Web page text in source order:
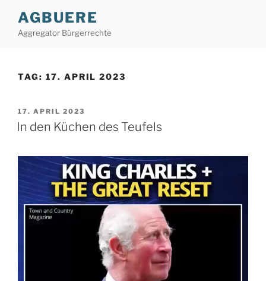
Inhalt
springen
AGBUERE
Aggregator Bürgerrechte
TAG: 17. APRIL 2023
VERÖFFENTLICHT
AM
17. APRIL 2023
In den Küchen des Teufels